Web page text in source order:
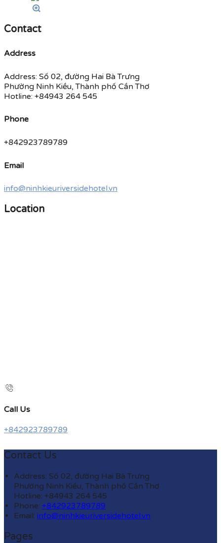
Contact
Address
Address: Số 02, đường Hai Bà Trưng
Phường Ninh Kiều, Thành phố Cần Thơ
Hotline: +84943 264 545
Phone
+842923789789
Email
info@ninhkieuriversidehotel.vn
Location
Call Us
+842923789789
Contact Us
Address: Số 02, đường Hai Bà Trưng
Phường Ninh Kiều, Thành phố Cần Thơ
Hotline: +84943 264 545
Phone: +842923789789
Email: info@ninhkieuriversidehotel.vn
Pages